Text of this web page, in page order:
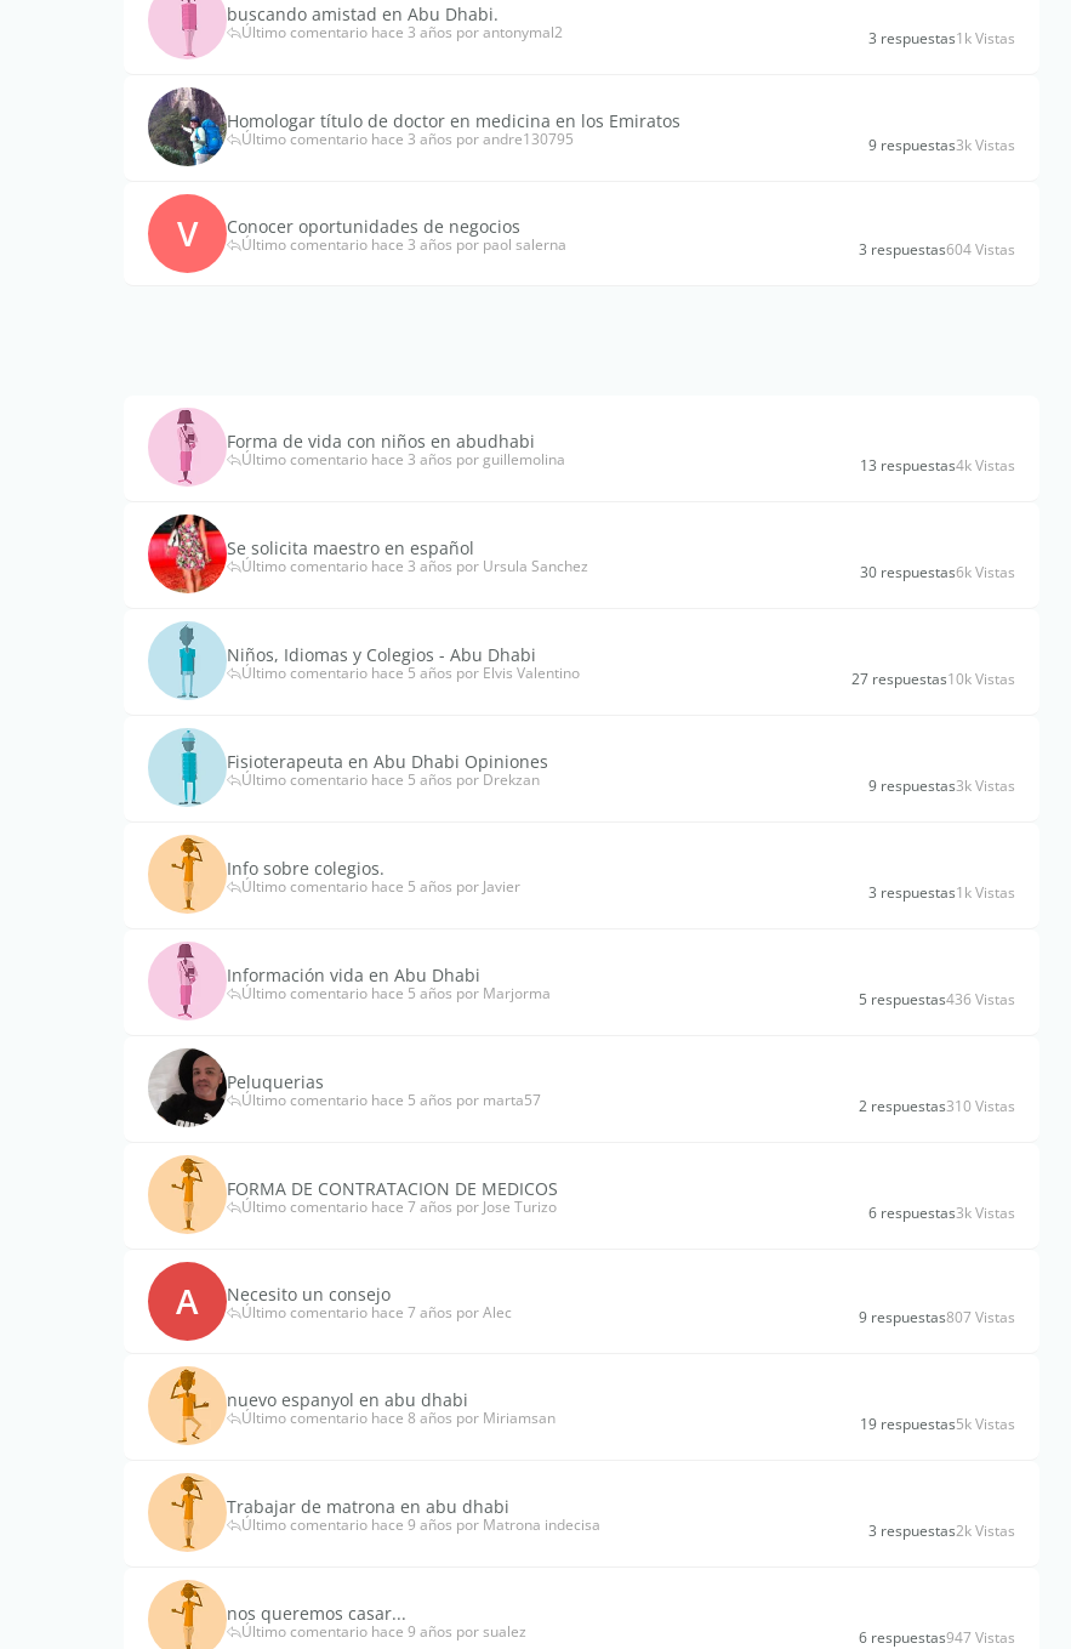
buscando amistad en Abu Dhabi.
Último comentario hace 3 años por antonymal2 3 respuestas1k Vistas
Homologar título de doctor en medicina en los Emiratos
Último comentario hace 3 años por andre130795 9 respuestas3k Vistas
V Conocer oportunidades de negocios
Último comentario hace 3 años por paol salerna 3 respuestas604 Vistas
Forma de vida con niños en abudhabi
Último comentario hace 3 años por guillemolina 13 respuestas4k Vistas
Se solicita maestro en español
Último comentario hace 3 años por Ursula Sanchez 30 respuestas6k Vistas
Niños, Idiomas y Colegios - Abu Dhabi
Último comentario hace 5 años por Elvis Valentino 27 respuestas10k Vistas
Fisioterapeuta en Abu Dhabi Opiniones
Último comentario hace 5 años por Drekzan 9 respuestas3k Vistas
Info sobre colegios.
Último comentario hace 5 años por Javier 3 respuestas1k Vistas
Información vida en Abu Dhabi
Último comentario hace 5 años por Marjorma 5 respuestas436 Vistas
Peluquerias
Último comentario hace 5 años por marta57 2 respuestas310 Vistas
FORMA DE CONTRATACION DE MEDICOS
Último comentario hace 7 años por Jose Turizo 6 respuestas3k Vistas
A Necesito un consejo
Último comentario hace 7 años por Alec 9 respuestas807 Vistas
nuevo espanyol en abu dhabi
Último comentario hace 8 años por Miriamsan 19 respuestas5k Vistas
Trabajar de matrona en abu dhabi
Último comentario hace 9 años por Matrona indecisa 3 respuestas2k Vistas
nos queremos casar...
Último comentario hace 9 años por sualez 6 respuestas947 Vistas